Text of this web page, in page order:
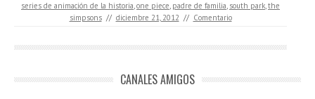
series de animación de la historia,one piece, padre de familia, south park,the
simpsons // diciembre 21, 2012 // Comentario
CANALES AMIGOS